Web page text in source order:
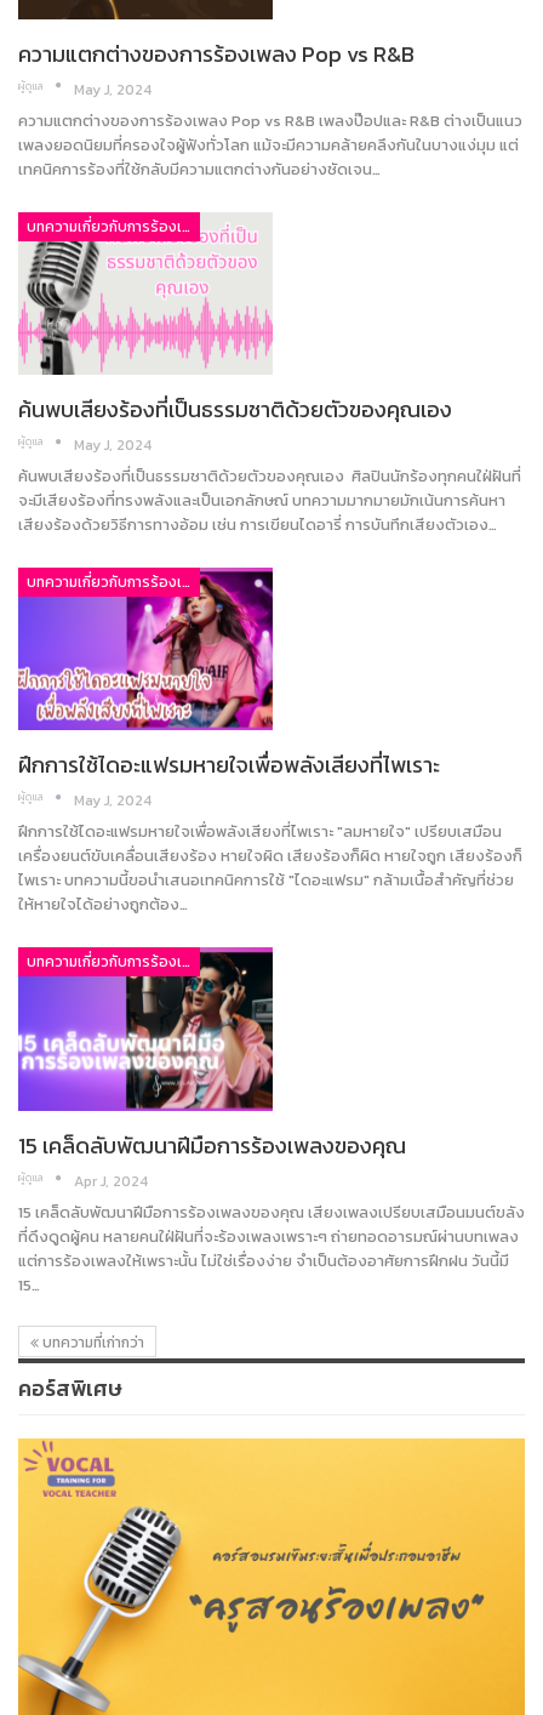
ความแตกต่างของการร้องเพลง Pop vs R&B
ผู้ดูแล May J, 2024
ความแตกต่างของการร้องเพลง Pop vs R&B เพลงป๊อปและ R&B ต่างเป็นแนว
เพลงยอดนิยมที่ครองใจผู้ฟังทั่วโลก แม้จะมีความคล้ายคลึงกันในบางแง่มุม แต่
เทคนิคการร้องที่ใช้กลับมีความแตกต่างกันอย่างชัดเจน…
บทความเกี่ยวกับการร้องเพลง
ค้นพบเสียงร้องที่เป็นธรรมชาติด้วยตัวของคุณเอง
ผู้ดูแล May J, 2024
ค้นพบเสียงร้องที่เป็นธรรมชาติด้วยตัวของคุณเอง ศิลปินนักร้องทุกคนใฝ่ฝันที่
จะมีเสียงร้องที่ทรงพลังและเป็นเอกลักษณ์ บทความมากมายมักเน้นการค้นหา
เสียงร้องด้วยวิธีการทางอ้อม เช่น การเขียนไดอารี่ การบันทึกเสียงตัวเอง…
บทความเกี่ยวกับการร้องเพลง
ฝึกการใช้ไดอะแฟรมหายใจเพื่อพลังเสียงที่ไพเราะ
ผู้ดูแล May J, 2024
ฝึกการใช้ไดอะแฟรมหายใจเพื่อพลังเสียงที่ไพเราะ "ลมหายใจ" เปรียบเสมือน
เครื่องยนต์ขับเคลื่อนเสียงร้อง หายใจผิด เสียงร้องก็ผิด หายใจถูก เสียงร้องก็
ไพเราะ บทความนี้ขอนำเสนอเทคนิคการใช้ "ไดอะแฟรม" กล้ามเนื้อสำคัญที่ช่วย
ให้หายใจได้อย่างถูกต้อง…
บทความเกี่ยวกับการร้องเพลง
15 เคล็ดลับพัฒนาฝีมือการร้องเพลงของคุณ
ผู้ดูแล Apr J, 2024
15 เคล็ดลับพัฒนาฝีมือการร้องเพลงของคุณ เสียงเพลงเปรียบเสมือนมนต์ขลัง
ที่ดึงดูดผู้คน หลายคนใฝ่ฝันที่จะร้องเพลงเพราะๆ ถ่ายทอดอารมณ์ผ่านบทเพลง
แต่การร้องเพลงให้เพราะนั้น ไม่ใช่เรื่องง่าย จำเป็นต้องอาศัยการฝึกฝน วันนี้มี
15…
บทความที่เก่ากว่า
คอร์สพิเศษ